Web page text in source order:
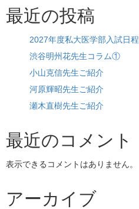
最近の投稿
2027年度私大医学部入試日程
渋谷明州花先生コラム①
小山克信先生ご紹介
河原輝昭先生ご紹介
瀬木直樹先生ご紹介
最近のコメント
表示できるコメントはありません。
アーカイブ